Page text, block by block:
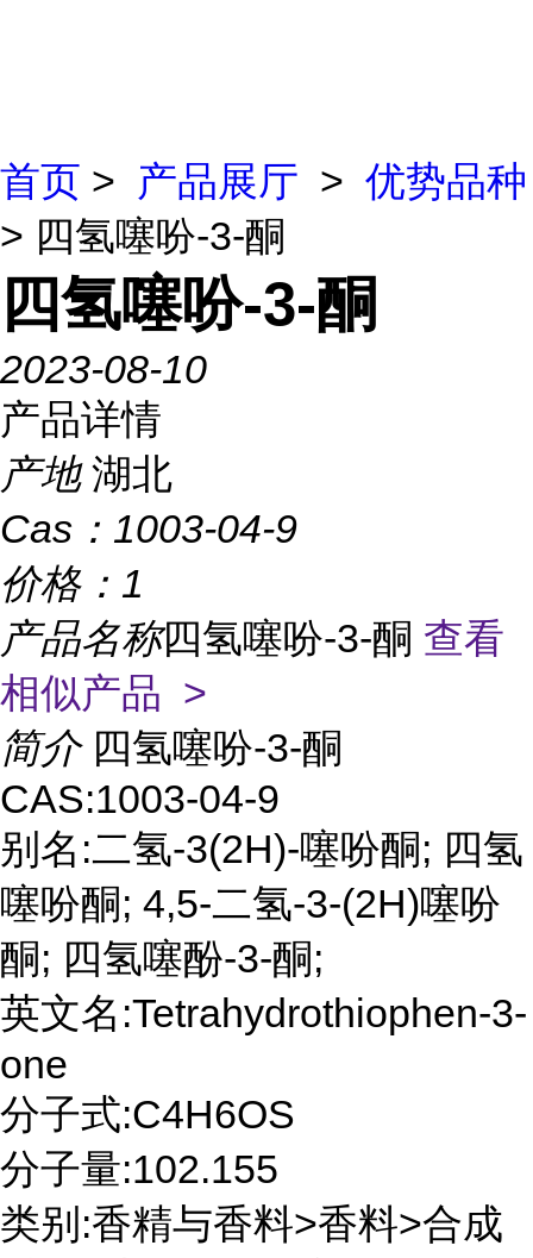
首页 > 产品展厅 > 优势品种
> 四氢噻吩-3-酮
四氢噻吩-3-酮
2023-08-10
产品详情
产地 湖北
Cas： 1003-04-9
价格： 1
产品名称四氢噻吩-3-酮 查看
相似产品 >
简介 四氢噻吩-3-酮
CAS:1003-04-9
别名:二氢-3(2H)-噻吩酮; 四氢
噻吩酮; 4,5-二氢-3-(2H)噻吩
酮; 四氢噻酚-3-酮;
英文名:Tetrahydrothiophen-3-
one
分子式:C4H6OS
分子量:102.155
类别:香精与香料>香料>合成